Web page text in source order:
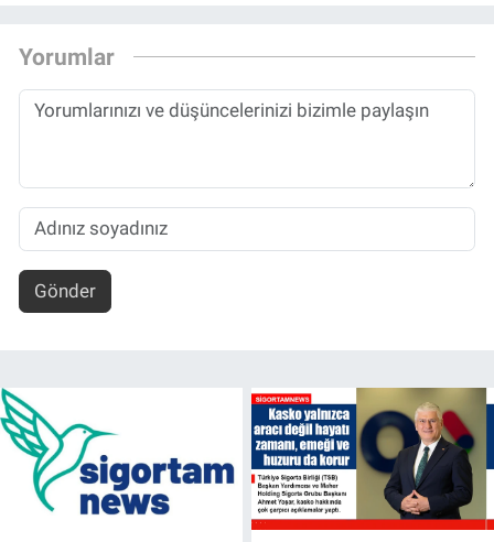
Yorumlar
Gönder